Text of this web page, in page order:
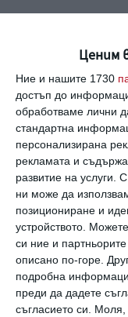
Ценим
Ние и нашите 1730
достъп до
обработваме лични
стандартна
персонализирана
рекламата и
развитие на услуги. С
ни може да
позициониране и
устройството.
си ние и
описано по-горе.
подробна
преди да дадете
съгласието си.
Моля,
При децата също
трябва да ги
тъй като иначе
стрелецхороскоп
семействодеца
Коментари
Трябва да сте
Виж всички